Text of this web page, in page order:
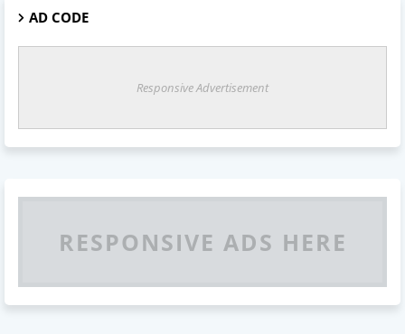
AD CODE
Responsive Advertisement
RESPONSIVE ADS HERE